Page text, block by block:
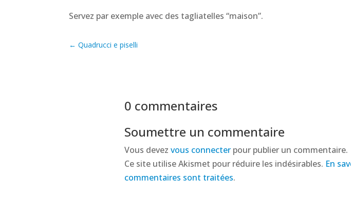
Servez par exemple avec des tagliatelles “maison”.
←Quadrucci e piselli
0 commentaires
Soumettre un commentaire
Vous devez vous connecterpour publier un commentaire.
Ce site utilise Akismet pour réduire les indésirables. En
commentaires sont traitées.